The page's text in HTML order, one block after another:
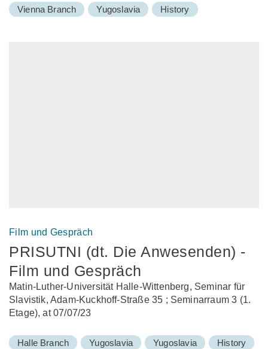
Vienna Branch Yugoslavia History
Film und Gespräch
PRISUTNI (dt. Die Anwesenden) -
Film und Gespräch
Matin-Luther-Universität Halle-Wittenberg, Seminar für
Slavistik, Adam-Kuckhoff-Straße 35 ; Seminarraum 3 (1.
Etage), at 07/07/23
Halle Branch Yugoslavia Yugoslavia
History